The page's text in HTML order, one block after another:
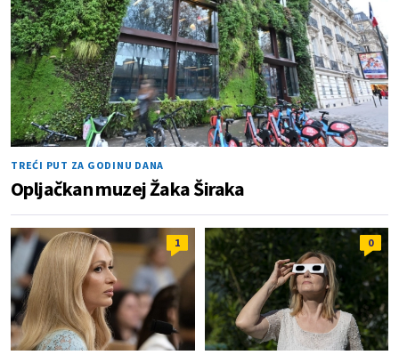
TREĆI PUT ZA GODINU DANA
Opljačkan muzej Žaka Širaka
1 0